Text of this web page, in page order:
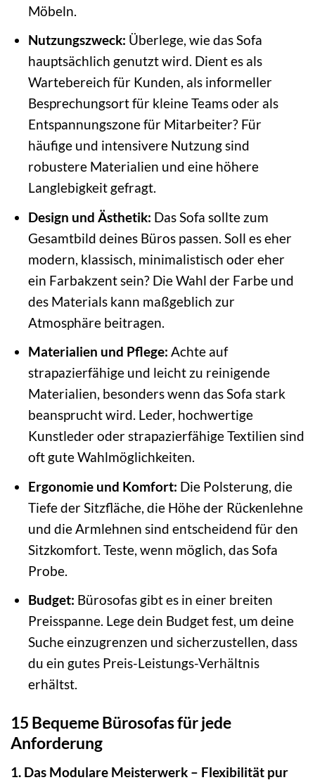
Möbeln.
Nutzungszweck: Überlege, wie das Sofa
hauptsächlich genutzt wird. Dient es als
Wartebereich für Kunden, als informeller
Besprechungsort für kleine Teams oder als
Entspannungszone für Mitarbeiter? Für
häufige und intensivere Nutzung sind
robustere Materialien und eine höhere
Langlebigkeit gefragt.
Design und Ästhetik: Das Sofa sollte zum
Gesamtbild deines Büros passen. Soll es eher
modern, klassisch, minimalistisch oder eher
ein Farbakzent sein? Die Wahl der Farbe und
des Materials kann maßgeblich zur
Atmosphäre beitragen.
Materialien und Pflege: Achte auf
strapazierfähige und leicht zu reinigende
Materialien, besonders wenn das Sofa stark
beansprucht wird. Leder, hochwertige
Kunstleder oder strapazierfähige Textilien sind
oft gute Wahlmöglichkeiten.
Ergonomie und Komfort: Die Polsterung, die
Tiefe der Sitzfläche, die Höhe der Rückenlehne
und die Armlehnen sind entscheidend für den
Sitzkomfort. Teste, wenn möglich, das Sofa
Probe.
Budget: Bürosofas gibt es in einer breiten
Preisspanne. Lege dein Budget fest, um deine
Suche einzugrenzen und sicherzustellen, dass
du ein gutes Preis-Leistungs-Verhältnis
erhältst.
15 Bequeme Bürosofas für jede
Anforderung
1. Das Modulare Meisterwerk – Flexibilität pur